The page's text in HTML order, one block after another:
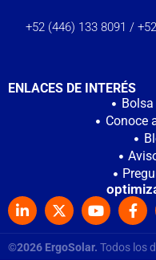
‭+52 (446) 133 8091‬ /
ENLACES DE INTERÉS
Conoce
©2026 ErgoSolar. Todos los